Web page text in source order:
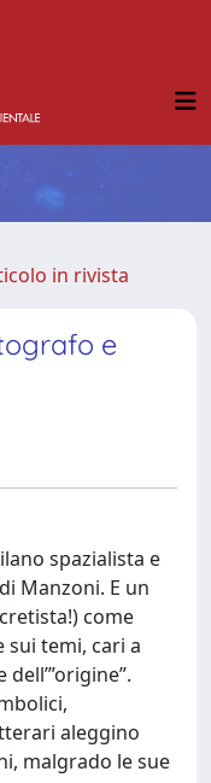
in rivista
e
spazialista e
Manzoni. E un
come
sui temi, cari a
aleggino
malgrado le sue